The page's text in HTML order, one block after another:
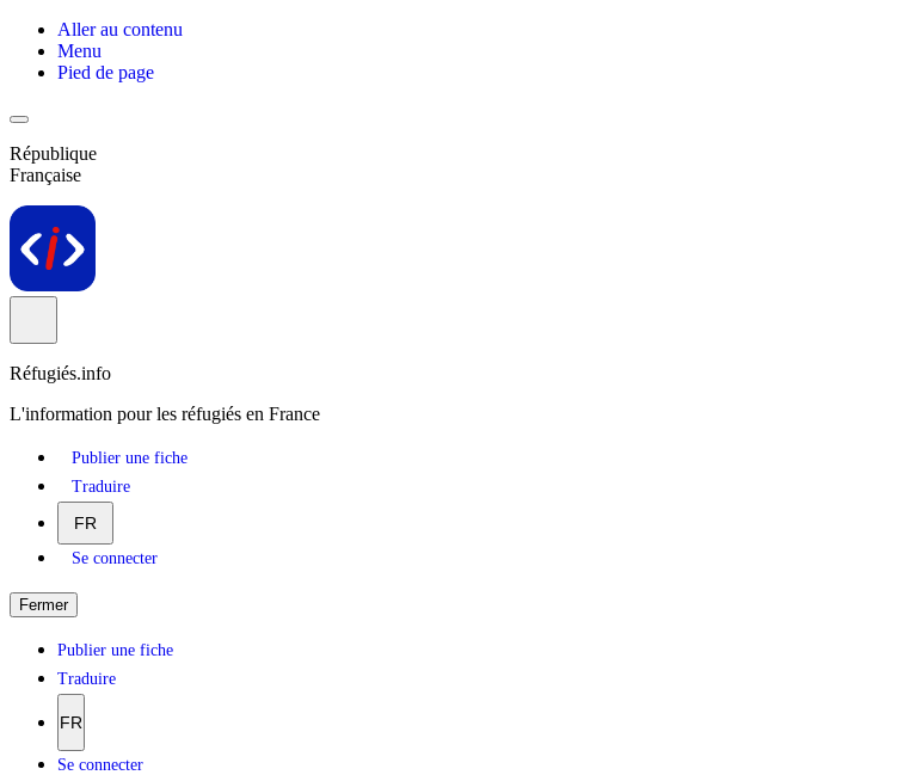
Aller au contenu
Menu
Pied de page
République
Française
Réfugiés.info
L'information pour les réfugiés en France
Publier une fiche
Traduire
FR
Se connecter
Fermer
Publier une fiche
Traduire
FR
Se connecter